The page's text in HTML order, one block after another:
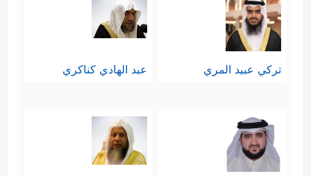
تركي عبيد المري عبد الهادي كناكري